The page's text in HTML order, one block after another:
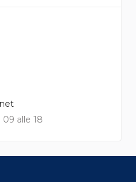
09 alle 18